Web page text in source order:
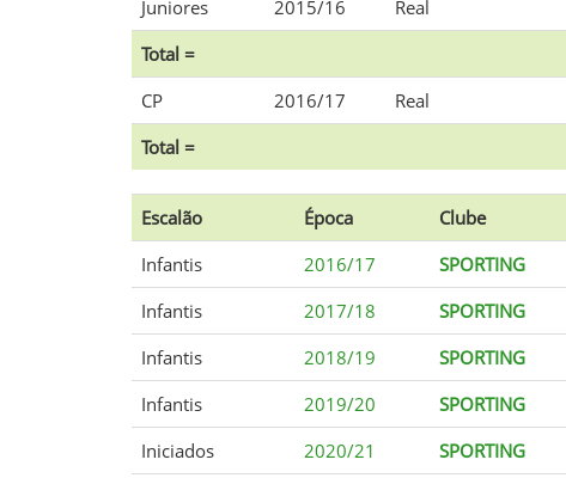
Juniores
2015/16
Real
Total =
CP
2016/17
Real
Total =
Escalão Época Clube
Infantis
2016/17
SPORTING
Infantis
2017/18
SPORTING
Infantis
2018/19
SPORTING
Infantis
2019/20
SPORTING
Iniciados
2020/21
SPORTING